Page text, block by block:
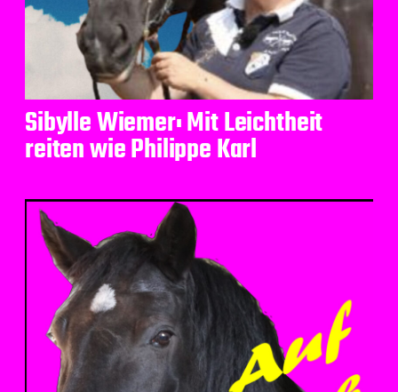
Sibylle Wiemer: Mit Leichtheit
reiten wie Philippe Karl